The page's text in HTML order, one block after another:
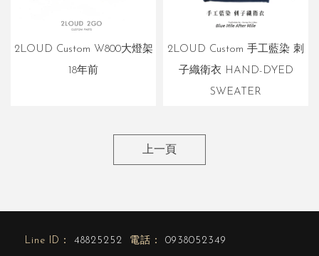
2LOUD Custom W800大燈架
18年前
2LOUD Custom 手工藍染 刺
子織衛衣 HAND-DYED
SWEATER
上一頁
48825252 0938052349